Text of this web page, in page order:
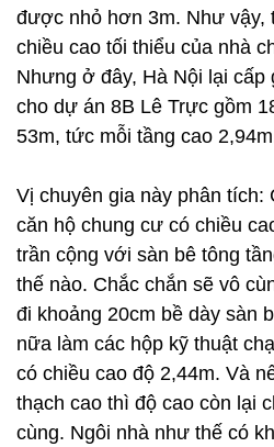
được nhỏ hơn 3m. Như vậy,
chiều cao tối thiểu của nhà
Nhưng ở đây, Hà Nội lại cấp
cho dự án 8B Lê Trực gồm
53m, tức mỗi tầng cao
Vị chuyên gia này phân
căn hộ chung cư có chiều
trần cộng với sàn bê tông
thế nào. Chắc chắn sẽ vô
đi khoảng 20cm bề dày sàn
nữa làm các hộp kỹ thuật
có chiều cao độ 2,44m. Và
thạch cao thì độ cao còn lại
cùng. Ngôi nhà như thế có